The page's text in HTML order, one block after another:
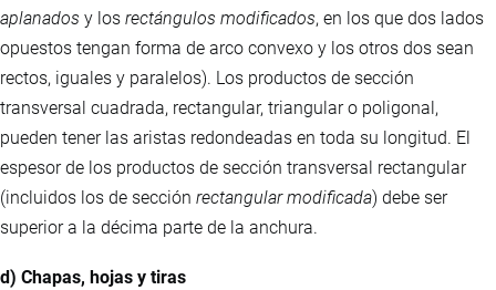
aplanados y los rectángulos modificados, en los que dos lados
opuestos tengan forma de arco convexo y los otros dos sean
rectos, iguales y paralelos). Los productos de sección
transversal cuadrada, rectangular, triangular o poligonal,
pueden tener las aristas redondeadas en toda su longitud. El
espesor de los productos de sección transversal rectangular
(incluidos los de sección rectangular modificada) debe ser
superior a la décima parte de la anchura.
d) Chapas, hojas y tiras